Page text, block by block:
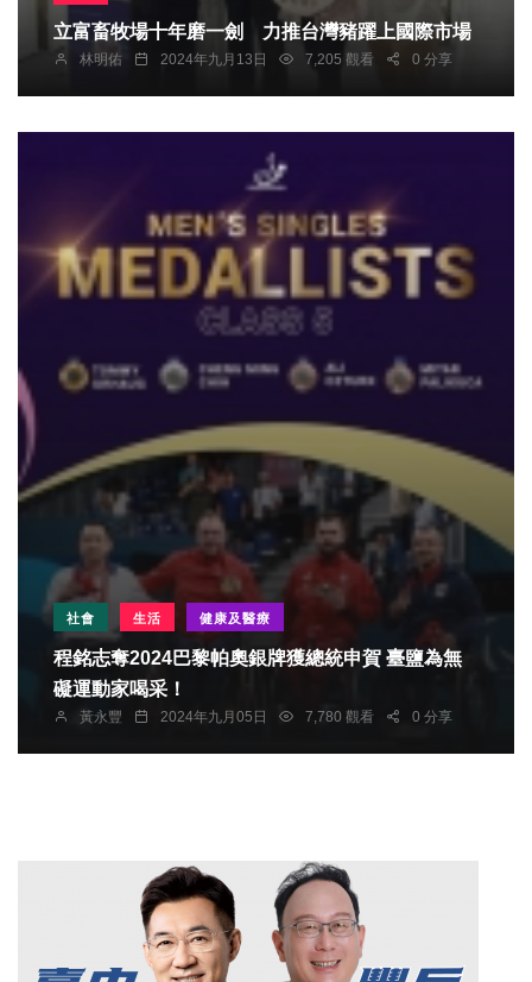
立富畜牧場十年磨一劍 力推台灣豬躍上國際市場
林明佑 2024年九月13日 7,205 觀看 0 分享
社會 生活 健康及醫療
程銘志奪2024巴黎帕奧銀牌獲總統申賀 臺鹽為無
礙運動家喝采！
黃永豐 2024年九月05日 7,780 觀看 0 分享